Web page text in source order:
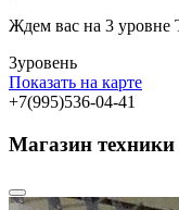
Ждем вас на 3 уровне
3уровень
Показать на карте
+7(995)536-04-41
Магазин